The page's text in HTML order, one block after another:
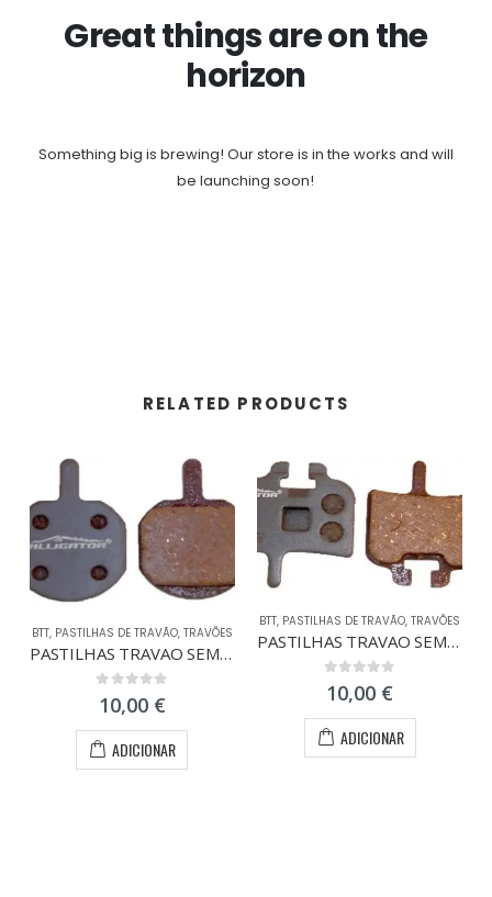
Great things are on the
horizon
Something big is brewing! Our store is in the works and will
be launching soon!
RELATED PRODUCTS
BTT, PASTILHAS DE TRAVÃO, TRAVÕES
PASTILHAS TRAVAO SEMI-METAL HAYES MEC.
10,00 €
ADICIONAR
BTT, PASTILHAS DE TRAVÃO,TRAVÕES
PASTILHAS TRAVAO SEMI-METAL HAYES HID/PROMAX
0out of 5
10,00 €
ADICIONAR